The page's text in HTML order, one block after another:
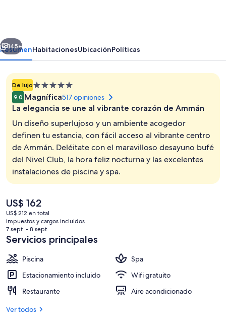
IHG
Una piscina techada, una piscina al
Siguiente
145+
ResumenHabitacionesUbicaciónPolíticas
De lujoPropiedad
de
5.0
9,0 Magnífica517 opiniones
La elegancia se une al vibrante corazón de Ammán
Un diseño superlujoso y un ambiente acogedor
definen tu estancia, con fácil acceso al vibrante centro
de Ammán. Deléitate con el maravilloso desayuno bufé
del Nivel Club, la hora feliz nocturna y las excelentes
instalaciones de piscina y spa.
El
precio
actual
es
de
US$ 162
US$ 212 en total
impuestos y cargos incluidos
7 sept. - 8 sept.
Servicios principales
Piscina
Spa
Estacionamiento incluido
Wifi gratuito
Restaurante
Aire acondicionado
Ver todos